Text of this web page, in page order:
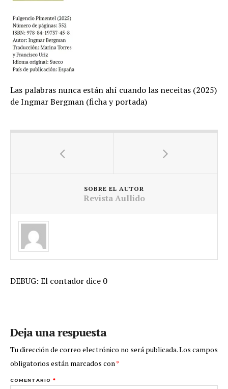
Las palabras nunca están ahí cuando las neceitas (2025)
de Ingmar Bergman (ficha y portada)
SOBRE EL AUTOR
Revista Aullido
DEBUG: El contador dice 0
Deja una respuesta
Tu dirección de correo electrónico no será publicada.Los campos
obligatorios están marcados con*
COMENTARIO *